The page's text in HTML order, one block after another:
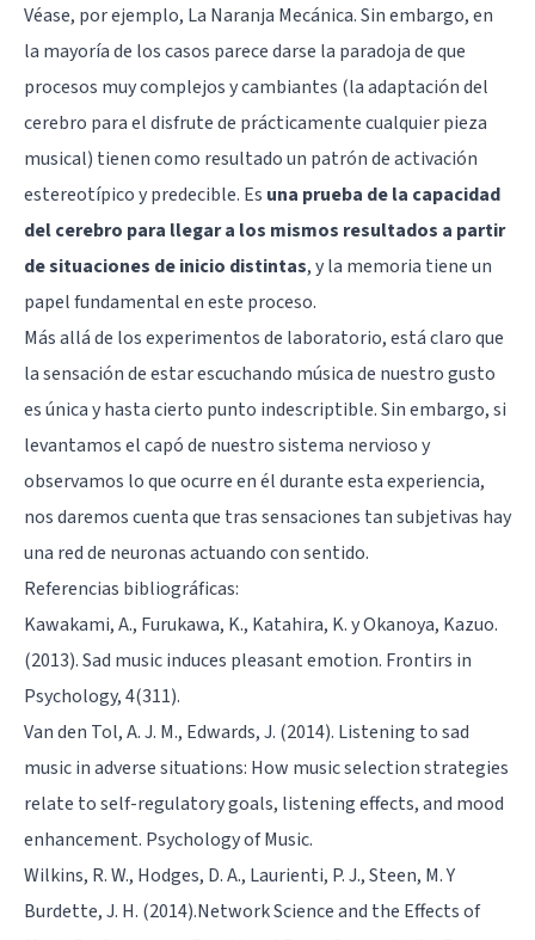
Véase, por ejemplo, La Naranja Mecánica. Sin embargo, en
la mayoría de los casos parece darse la paradoja de que
procesos muy complejos y cambiantes (la adaptación del
cerebro para el disfrute de prácticamente cualquier pieza
musical) tienen como resultado un patrón de activación
estereotípico y predecible. Es una prueba de la capacidad
del cerebro para llegar a los mismos resultados a partir
de situaciones de inicio distintas, y la memoria tiene un
papel fundamental en este proceso.
Más allá de los experimentos de laboratorio, está claro que
la sensación de estar escuchando música de nuestro gusto
es única y hasta cierto punto indescriptible. Sin embargo, si
levantamos el capó de nuestro sistema nervioso y
observamos lo que ocurre en él durante esta experiencia,
nos daremos cuenta que tras sensaciones tan subjetivas hay
una red de neuronas actuando con sentido.
Referencias bibliográficas:
Kawakami, A., Furukawa, K., Katahira, K. y Okanoya, Kazuo.
(2013). Sad music induces pleasant emotion. Frontirs in
Psychology, 4(311).
Van den Tol, A. J. M., Edwards, J. (2014). Listening to sad
music in adverse situations: How music selection strategies
relate to self-regulatory goals, listening effects, and mood
enhancement. Psychology of Music.
Wilkins, R. W., Hodges, D. A., Laurienti, P. J., Steen, M. Y
Burdette, J. H. (2014).Network Science and the Effects of